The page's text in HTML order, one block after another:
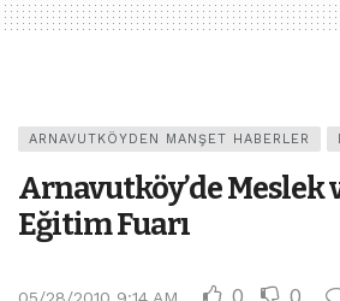
ARNAVUTKÖYDEN MANŞET HABERLER
Arnavutköy’de Meslek
Eğitim Fuarı
0 0